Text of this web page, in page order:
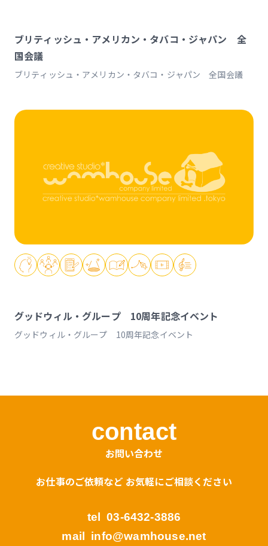
ブリティッシュ・アメリカン・タバコ・ジャパン 全
国会議
ブリティッシュ・アメリカン・タバコ・ジャパン 全国会議
グッドウィル・グループ 10周年記念イベント
グッドウィル・グループ 10周年記念イベント
contact
お問い合わせ
お仕事のご依頼など お気軽にご相談ください
tel
03-6432-3886
mail
info@wamhouse.net